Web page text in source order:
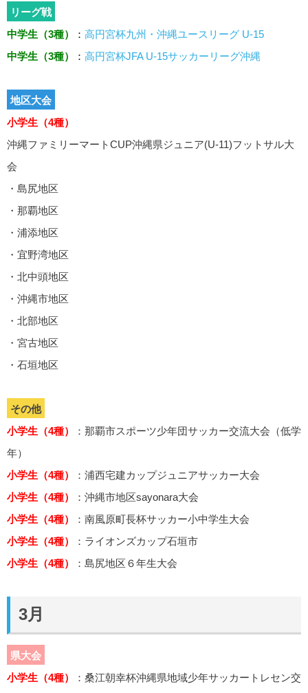
リーグ戦
中学生（3種）
： 高円宮杯九州・沖縄ユースリーグ U-15
中学生（3種）
： 高円宮杯JFA U-15サッカーリーグ沖縄
地区大会
小学生（4種）
沖縄ファミリーマートCUP沖縄県ジュニア(U-11)フットサル大
会
・島尻地区
・那覇地区
・浦添地区
・宜野湾地区
・北中頭地区
・沖縄市地区
・北部地区
・宮古地区
・石垣地区
その他
小学生（4種）
：那覇市スポーツ少年団サッカー交流大会（低学
年）
小学生（4種）
：浦西宅建カップジュニアサッカー大会
小学生（4種）
：沖縄市地区sayonara大会
小学生（4種）
：南風原町長杯サッカー小中学生大会
小学生（4種）
：ライオンズカップ石垣市
小学生（4種）
：島尻地区６年生大会
3月
県大会
小学生（4種）
：桑江朝幸杯沖縄県地域少年サッカートレセン交